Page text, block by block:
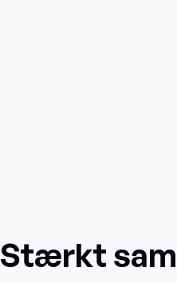
Stærkt